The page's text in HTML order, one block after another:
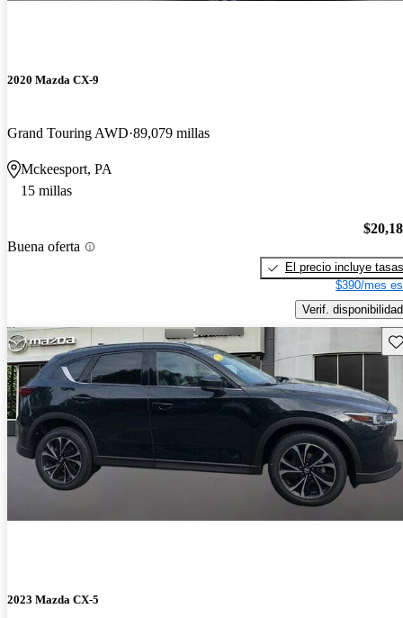
2020 Mazda CX-9
Grand Touring AWD 89,079 millas
Mckeesport, PA
15 millas
Buena oferta
El precio incluye tasas
$390/mes
Verif. disponibilidad
2023 Mazda CX-5